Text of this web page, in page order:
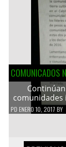
COMUNICADOS
comunidades
PD ENERO 10, 2017 BY